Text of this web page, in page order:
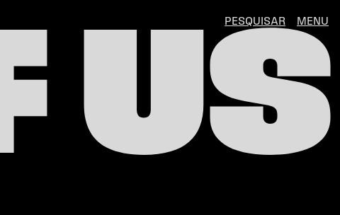
PESQUISAR MENU
US